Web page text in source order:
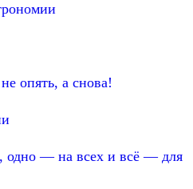
опять, а снова!
одно — на всех и всё — для